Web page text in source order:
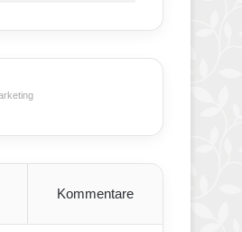
Kommentare